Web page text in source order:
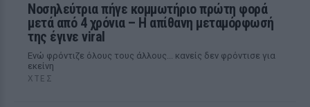
Νοσηλεύτρια πήγε κομμωτήριο πρώτη φορά
μετά από 4 χρόνια – Η απίθανη μεταμόρφωσή
της έγινε viral
Ενώ φρόντιζε όλους τους άλλους... κανείς δεν φρόντισε για
εκείνη
ΧΤΕΣ